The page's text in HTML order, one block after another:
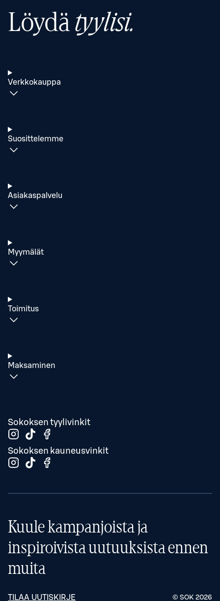
Löydätyylisi.
Verkkokauppa
Suosittelemme
Asiakaspalvelu
Myymälät
Toimitus
Maksaminen
Sokoksen tyylivinkit
Sokoksen kauneusvinkit
Kuule kampanjoista ja
inspiroivista uutuuksista ennen
muita
TILAA UUTISKIRJE © SOK 2026